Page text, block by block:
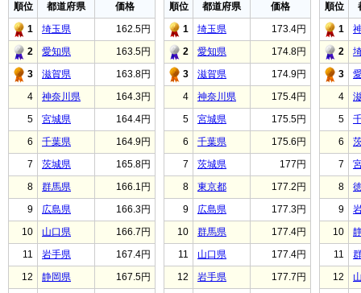
順位 都道府県
価格
1
埼玉県
162.5円
2
愛知県
163.5円
3
滋賀県
163.8円
4
神奈川県
164.3円
5
宮城県
164.4円
6
千葉県
164.9円
7
茨城県
165.8円
8
群馬県
166.1円
9
広島県
166.3円
10
山口県
166.7円
11
岩手県
167.4円
12
静岡県
167.5円
順位 都道府県
価格
1
埼玉県
173.4円
2
愛知県
174.8円
3
滋賀県
174.9円
4
神奈川県
175.4円
5
宮城県
175.5円
6
千葉県
175.6円
7
茨城県
177円
8
東京都
177.2円
9
広島県
177.3円
10
群馬県
177.4円
11
山口県
177.4円
12
岩手県
177.7円
順位
1
2
3
4
5
6
7
8
9
10
11
12